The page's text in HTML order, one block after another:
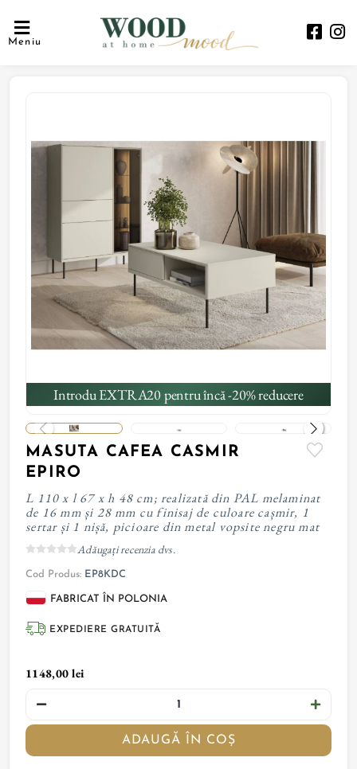
Meniu
Introdu EXTRA20 pentru încă -20% reducere
MASUTA CAFEA CASMIR
EPIRO
L 110 x l 67 x h 48 cm; realizată din PAL melaminat
de 16 mm și 28 mm cu finisaj de culoare cașmir, 1
sertar și 1 nișă, picioare din metal vopsite negru mat
Adăugați recenzia dvs.
Cod Produs: EP8KDC
FABRICAT ÎN POLONIA
EXPEDIERE GRATUITĂ
1148,00 lei
ADAUGĂ ÎN COȘ